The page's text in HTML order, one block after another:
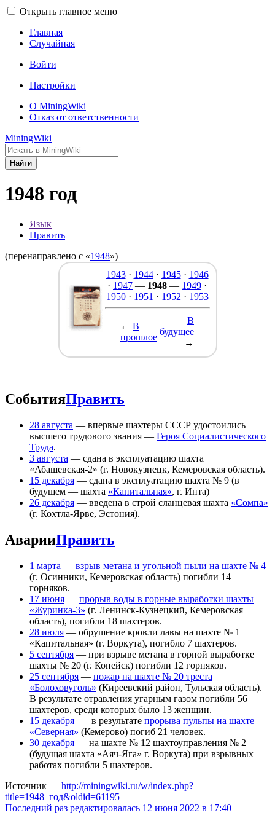
Открыть главное меню
Главная
Случайная
Войти
Настройки
О MiningWiki
Отказ от ответственности
MiningWiki
Найти
1948 год
Язык
Править
(перенаправлено с «1948»)
1943· 1944· 1945· 1946
· 1947 — 1948 — 1949 ·
1950· 1951 · 1952 · 1953
← В
прошлое
В
будущее
→
СобытияПравить
28 августа — впервые шахтеры СССР удостоились
высшего трудового звания — Героя Социалистического
Труда.
3 августа — сдана в эксплуатацию шахта
«Абашевская-2» (г. Новокузнецк, Кемеровская область).
15 декабря — сдана в эксплуатацию шахта № 9 (в
будущем — шахта «Капитальная», г. Инта)
26 декабря — введена в строй сланцевая шахта «Сомпа»
(г. Кохтла-Ярве, Эстония).
АварииПравить
1 марта — взрыв метана и угольной пыли на шахте № 4
(г. Осинники, Кемеровская область) погибли 14
горняков.
17 июня — прорыв воды в горные выработки шахты
«Журинка-3» (г. Ленинск-Кузнецкий, Кемеровская
область), погибли 18 шахтеров.
28 июля — обрушение кровли лавы на шахте № 1
«Капитальная» (г. Воркута), погибло 7 шахтеров.
5 сентября — при взрыве метана в горной выработке
шахты № 20 (г. Копейск) погибли 12 горняков.
25 сентября — пожар на шахте № 20 треста
«Болоховуголь»‎ (Киреевский район, Тульская область).
В результате отравления угарным газом погибли 56
шахтеров, среди которых было 13 женщин.
15 декабря — в результате прорыва пульпы на шахте
«Северная» (Кемерово) погиб 21 человек.
30 декабря — на шахте № 12 шахтоуправления № 2
(будущая шахта «Аяч-Яга» г. Воркута) при взрывных
работах погибли 5 шахтеров.
Источник — http://miningwiki.ru/w/index.php?
title=1948_год&oldid=61195
Последний раз редактировалась 12 июня 2022 в 17:40